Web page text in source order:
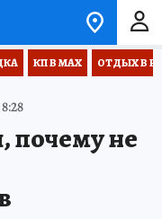
КП В МАХ ОТДЫХ В
почему не